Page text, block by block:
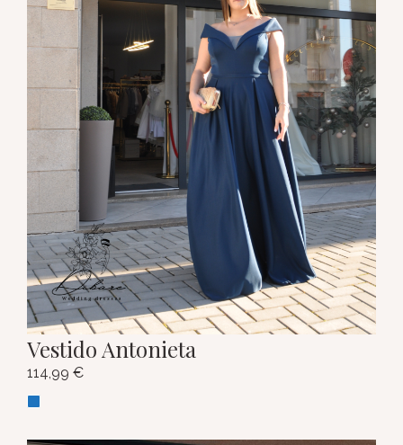
Vestido Antonieta
114,99 €